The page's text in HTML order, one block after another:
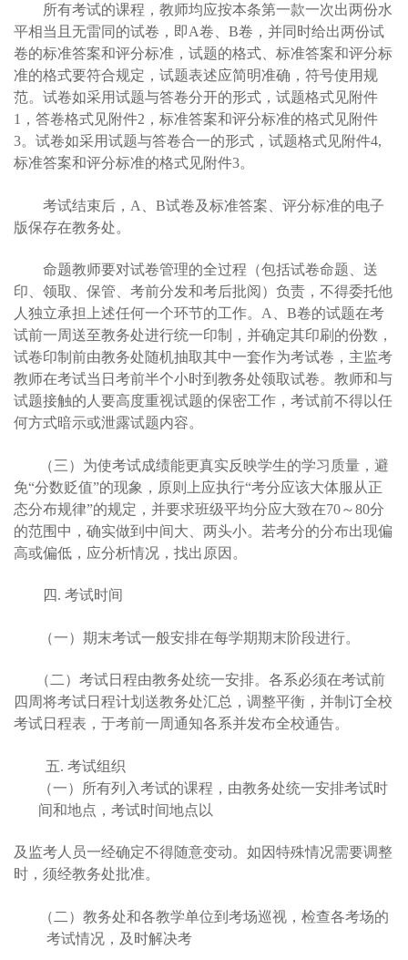
所有考试的课程，教师均应按本条第一款一次出两份水
平相当且无雷同的试卷，即A卷、B卷，并同时给出两份试
卷的标准答案和评分标准，试题的格式、标准答案和评分标
准的格式要符合规定，试题表述应简明准确，符号使用规
范。试卷如采用试题与答卷分开的形式，试题格式见附件
1，答卷格式见附件2，标准答案和评分标准的格式见附件
3。试卷如采用试题与答卷合一的形式，试题格式见附件4,
标准答案和评分标准的格式见附件3。
考试结束后，A、B试卷及标准答案、评分标准的电子
版保存在教务处。
命题教师要对试卷管理的全过程（包括试卷命题、送
印、领取、保管、考前分发和考后批阅）负责，不得委托他
人独立承担上述任何一个环节的工作。A、B卷的试题在考
试前一周送至教务处进行统一印制，并确定其印刷的份数，
试卷印制前由教务处随机抽取其中一套作为考试卷，主监考
教师在考试当日考前半个小时到教务处领取试卷。教师和与
试题接触的人要高度重视试题的保密工作，考试前不得以任
何方式暗示或泄露试题内容。
（三）为使考试成绩能更真实反映学生的学习质量，避
免“分数贬值”的现象，原则上应执行“考分应该大体服从正
态分布规律”的规定，并要求班级平均分应大致在70～80分
的范围中，确实做到中间大、两头小。若考分的分布出现偏
高或偏低，应分析情况，找出原因。
四. 考试时间
（一）期末考试一般安排在每学期期末阶段进行。
（二）考试日程由教务处统一安排。各系必须在考试前
四周将考试日程计划送教务处汇总，调整平衡，并制订全校
考试日程表，于考前一周通知各系并发布全校通告。
五. 考试组织
（一）所有列入考试的课程，由教务处统一安排考试时
间和地点，考试时间地点以
及监考人员一经确定不得随意变动。如因特殊情况需要调整
时，须经教务处批准。
（二）教务处和各教学单位到考场巡视，检查各考场的
考试情况，及时解决考